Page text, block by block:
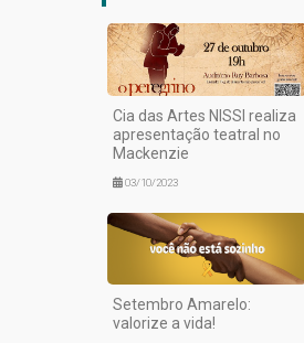
Cia das Artes NISSI realiza
apresentação teatral no
Mackenzie
03/10/2023
Setembro Amarelo:
valorize a vida!